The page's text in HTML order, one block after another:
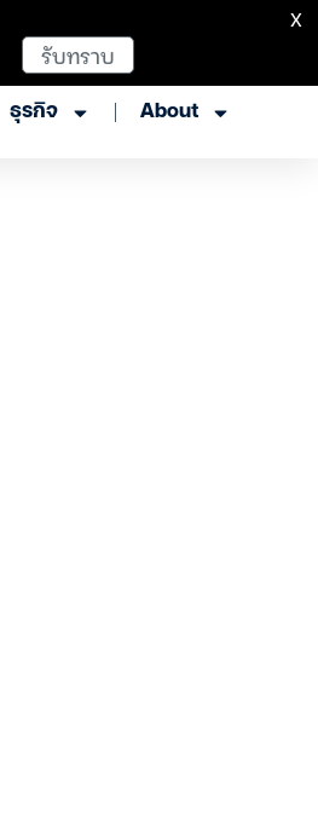
ธุรกิจ About
รับทราบ
X